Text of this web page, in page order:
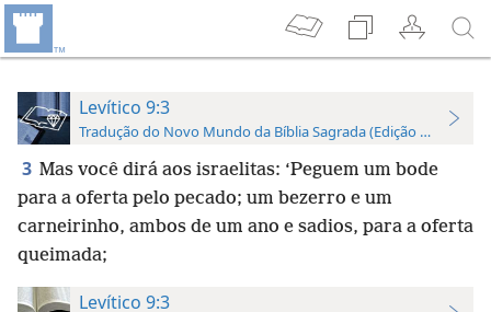
Levítico 9:3
Tradução do Novo Mundo da Bíblia Sagrada (Edição de Estudo)
3 Mas você dirá aos israelitas: ‘Peguem um bode
para a oferta pelo pecado; um bezerro e um
carneirinho, ambos de um ano e sadios, para a oferta
queimada;
Levítico 9:3